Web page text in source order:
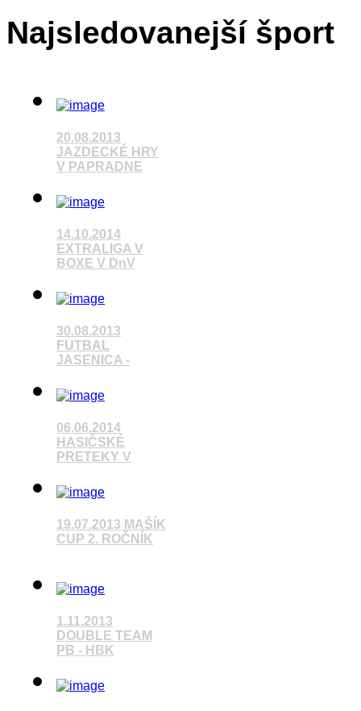
Najsledovanejší šport
20.08.2013
JAZDECKÉ HRY
V PAPRADNE
Pozrieť video
14.10.2014
EXTRALIGA V
BOXE V DnV
Pozrieť video
30.08.2013
FUTBAL
JASENICA -
Pozrieť video
06.06.2014
HASIČSKÉ
PRETEKY V
Pozrieť video
19.07.2013 MAŠÍK
CUP 2. ROČNÍK
Pozrieť video
1.11.2013
DOUBLE TEAM
PB - HBK
Pozrieť video